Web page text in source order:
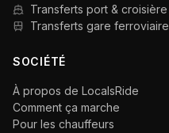
Transferts port & croisière
Transferts gare ferroviaire
SOCIÉTÉ
À propos de LocalsRide
Comment ça marche
Pour les chauffeurs